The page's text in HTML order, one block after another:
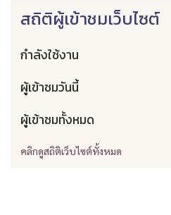
สถิติผู้เข้าชมเว็บไซต์
กำลังใช้งาน
ผู้เข้าชมวันนี้
ผู้เข้าชมทั้งหมด
คลิกดูสถิติเว็บไซต์ทั้งหมด